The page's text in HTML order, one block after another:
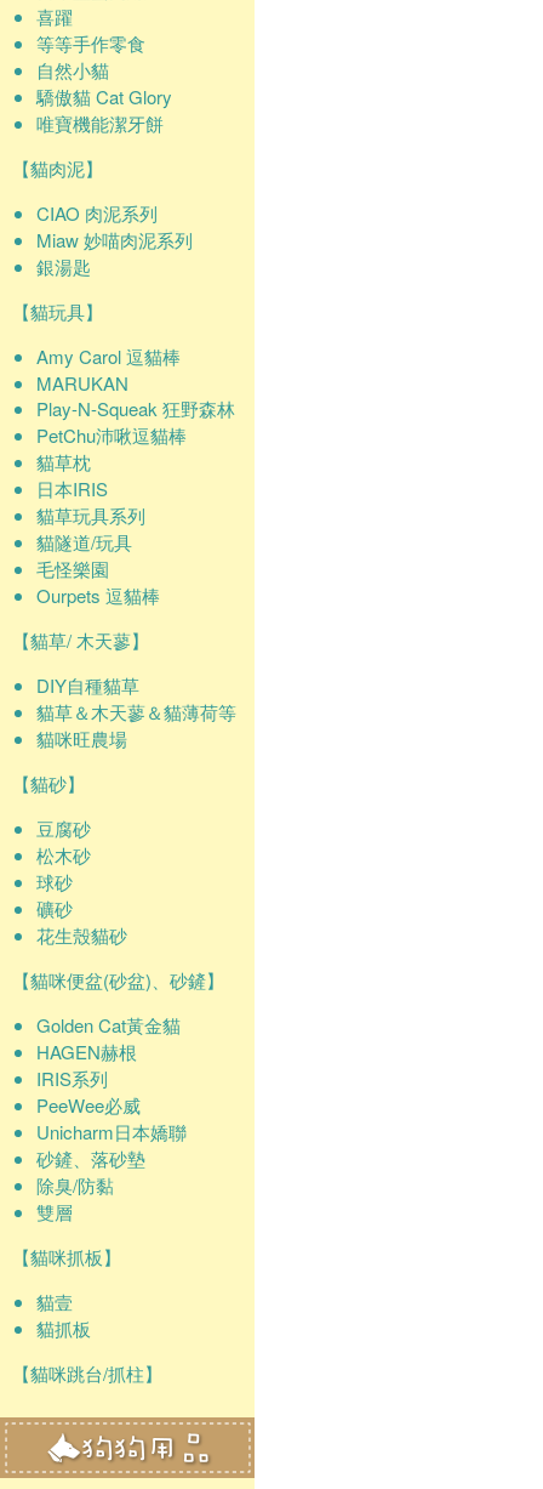
喜躍
等等手作零食
自然小貓
驕傲貓 Cat Glory
唯寶機能潔牙餅
【貓肉泥】
CIAO 肉泥系列
Miaw 妙喵肉泥系列
銀湯匙
【貓玩具】
Amy Carol 逗貓棒
MARUKAN
Play-N-Squeak 狂野森林
PetChu沛啾逗貓棒
貓草枕
日本IRIS
貓草玩具系列
貓隧道/玩具
毛怪樂園
Ourpets 逗貓棒
【貓草/ 木天蓼】
DIY自種貓草
貓草＆木天蓼＆貓薄荷等
貓咪旺農場
【貓砂】
豆腐砂
松木砂
球砂
礦砂
花生殼貓砂
【貓咪便盆(砂盆)、砂鏟】
Golden Cat黃金貓
HAGEN赫根
IRIS系列
PeeWee必威
Unicharm日本嬌聯
砂鏟、落砂墊
除臭/防黏
雙層
【貓咪抓板】
貓壹
貓抓板
【貓咪跳台/抓柱】